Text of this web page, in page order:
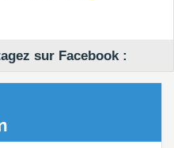
sur Facebook :